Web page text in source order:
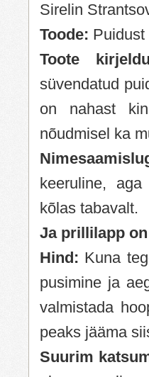
Sirelin
Toode: Puidust
Toote
süvendatud
on nahast
nõudmisel ka
keeruline,
kõlas tabavalt.
Ja prillilapp
Hind: Kuna
pusimine ja
valmistada
peaks jääma
Suurim